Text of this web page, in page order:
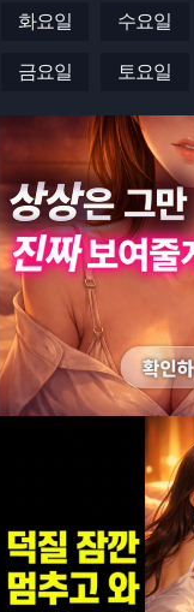
화요일 수요일
금요일 토요일